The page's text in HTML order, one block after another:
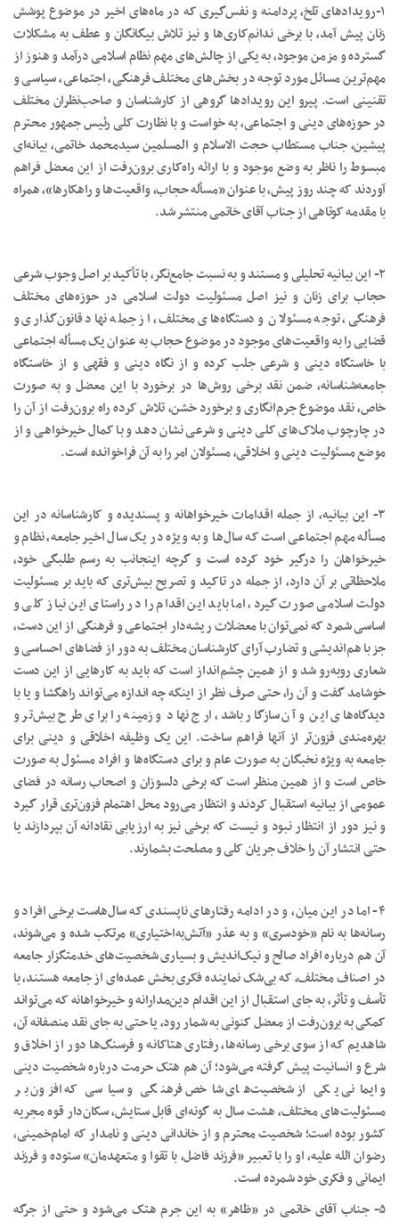
۱-رویدادهای تلخ، پردامنه‌ و نفس‌گیری که در ماه‌های اخیر در موضوع پوشش
زنان پیش آمد، با برخی ندانم‌کاری‌ها و نیز تلاش بیگانگان و عطف به مشکلات
گسترده و مزمن موجود، به یکی از چالش‌های مهم نظام اسلامی درآمد و هنوز از
مهم‌ترین مسائل مورد توجه در بخش‌های مختلف فرهنگی، اجتماعی، سیاسی و
تقنینی است. پیرو این رویدادها گروهی از کارشناسان و صاحب‌نظران مختلف
در حوزه‌های دینی و اجتماعی، به خواست و با نظارت کلی رئیس جمهور محترم
پیشین، جناب مستطاب حجت الاسلام و المسلمین سیدمحمد خاتمی، بیانه‌ای
مبسوط را ناظر به وضع موجود و با ارائه راه‌کاری برون‌رفت از این معضل فراهم
آوردند که چند روز پیش، با عنوان «مسأله حجاب، واقعیت‌ها و راهکارها»، همراه
با مقدمه کوتاهی از جناب آقای خاتمی منتشر شد.
۲- این بیانیه تحلیلی و مستند و به نسبت جامع‌نگر، با تأکید بر اصل وجوب شرعی
حجاب برای زنان و نیز اصل مسئولیت دولت اسلامی در حوزه‌های مختلف
فرهنگی، توجه مسئولان و دستگاه‌های مختلف، از جمله نهاد قانون‌گذاری و
قضایی را به واقعیت‌های موجود در موضوع حجاب به عنوان یک مسأله اجتماعی
با خاستگاه دینی و شرعی جلب کرده و از نگاه دینی و فقهی و از خاستگاه
جامعه‌شناسانه، ضمن نقد برخی روش‌ها در برخورد با این معضل و به صورت
خاص، نقد موضوع جرم‌انگاری و برخورد خشن، تلاش کرده راه برون‌رفت از آن را
در چارچوب ملاک‌های کلی دینی و شرعی نشان دهد و با کمال خیرخواهی و از
موضع مسئولیت دینی و اخلاقی، مسئولان امر را به آن فراخوانده است.
۳- این بیانیه، از جمله اقدامات خیرخواهانه و پسندیده و کارشناسانه‌ در این
مسأله مهم اجتماعی است که سال‌ها و به‌ ویژه در یک سال اخیر جامعه، نظام و
خیرخواهان را درگیر خود کرده است و گرچه اینجانب به رسم طلبگی خود،
ملاحظاتی بر آن دارد، از جمله در تاکید و تصریح بیش‌تری که باید بر مسئولیت
دولت اسلامی صورت گیرد، اما باید این اقدام را در راستای این نیاز کلی و
اساسی شمرد که نمی‌توان با معضلات ریشه‌دار اجتماعی و فرهنگی از این دست،
جز با هم‌اندیشی و تضارب آرای کارشناسان مختلف به دور از فضاهای احساسی و
شعاری روبه‌رو شد و از همین چشم‌انداز است که باید به کارهایی از این دست
خوشامد گفت و آن را، حتی صرف نظر از اینکه چه اندازه می‌تواند راهگشا و یا با
دیدگاه‌های این و آن سازگار باشد، ارج نهاد و زمینه را برای طرح بیش‌تر و
بهره‌مندی فزون‌تر از آنها فراهم ساخت. این یک وظیفه اخلاقی و دینی برای
جامعه به ویژه نخبگان به صورت عام و برای دستگاه‌ها و افراد مسئول به صورت
خاص است و از همین منظر است که برخی دلسوزان و اصحاب رسانه در فضای
عمومی از بیانیه استقبال کردند و انتظار می‌رود محل اهتمام فزون‌تری قرار گیرد
و نیز دور از انتظار نبود و نیست که برخی نیز به ارزیابی نقادانه آن بپردازند یا
حتی انتشار آن را خلاف جریان کلی و مصلحت بشمارند.
۴- اما در این میان، و در ادامه رفتارهای ناپسندی که سال‌هاست برخی افراد و
رسانه‌ها به نام «خودسری» و به عذر «آتش‌به‌اختیاری» مرتکب شده و می‌شوند،
آن هم درباره افراد صالح و نیک‌اندیش و بسیاری شخصیت‌های خدمتگزار جامعه
در اصناف مختلف، که بی‌شک نماینده فکری بخش عمده‌ای از جامعه هستند، با
تأسف و تأثر، به جای استقبال از این اقدام دین‌مدارانه و خیرخواهانه که می‌تواند
کمکی به برون‌رفت از معضل کنونی به شمار رود، یا حتی به جای نقد منصفانه آن،
شاهدیم که از سوی برخی رسانه‌ها، رفتاری هتاکانه و فرسنگ‌ها دور از اخلاق و
شرع و انسانیت پیش گرفته می‌شود؛ آن هم هتک حرمت درباره شخصیت دینی
و ایمانی یکی از شخصیت‌های شاخص فرهنگی و سیاسی که افزون بر
مسئولیت‌های مختلف، هشت سال به‌ گونه‌ای قابل ستایش، سکان‌دار قوه مجریه
کشور بوده است؛ شخصیت محترم و از خاندانی دینی و نامدار که امام‌خمینی،
رضوان الله علیه، او را با تعبیر «فرزند فاضل، با تقوا و متعهدمان» ستوده و فرزند
ایمانی و فکری خود شمرده است.
۵- جناب آقای خاتمی در «ظاهر» به این جرم هتک می‌شود و حتی از جرگه